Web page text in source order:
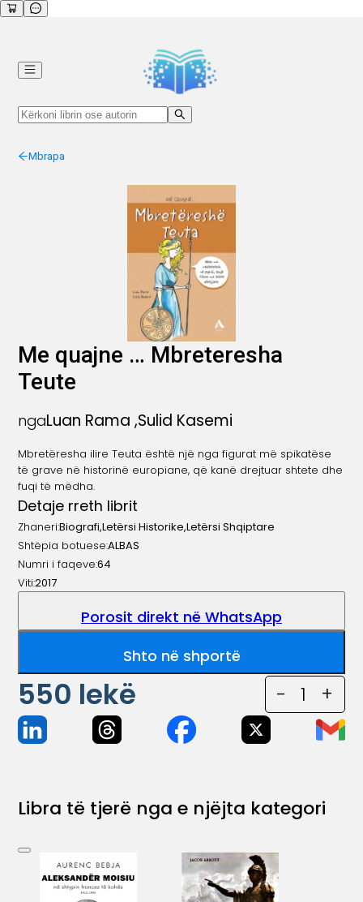
Mbrapa
Me quajne … Mbreteresha
Teute
ngaLuan Rama ,Sulid Kasemi
Mbretëresha ilire Teuta është një nga figurat më spikatëse
të grave në historinë europiane, që kanë drejtuar shtete dhe
fuqi të mëdha.
Detaje rreth librit
Zhaneri:Biografi,Letërsi Historike,Letërsi Shqiptare
Shtëpia botuese:ALBAS
Numri i faqeve:64
Viti:2017
Porosit direkt në WhatsApp
Shto në shportë
550 lekë - 1 +
Libra të tjerë nga e njëjta kategori